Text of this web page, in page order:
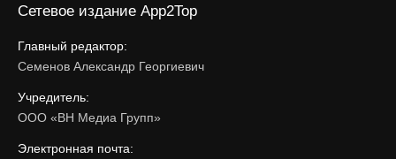
Сетевое издание App2Top
Главный редактор:
Семенов Александр Георгиевич
Учредитель:
ООО «ВН Медиа Групп»
Электронная почта: